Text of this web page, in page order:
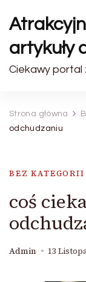
artykuły
Ciekawy portal
Strona główna
odchudzaniu
BEZ KATEGORII
coś
Admin 13